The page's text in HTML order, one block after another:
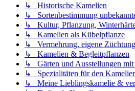
↳ Historische Kamelien
↳ Sortenbestimmung
↳ Kultur, Pflanzung,
↳ Kamelien als Kübelpflanze
↳ Vermehrung, eigene
↳ Kamelien & Begleitpflanzen
↳ Gärten und Ausstellungen mit
↳ Spezialitäten für den
↳ Meine Lieblingskamelie &